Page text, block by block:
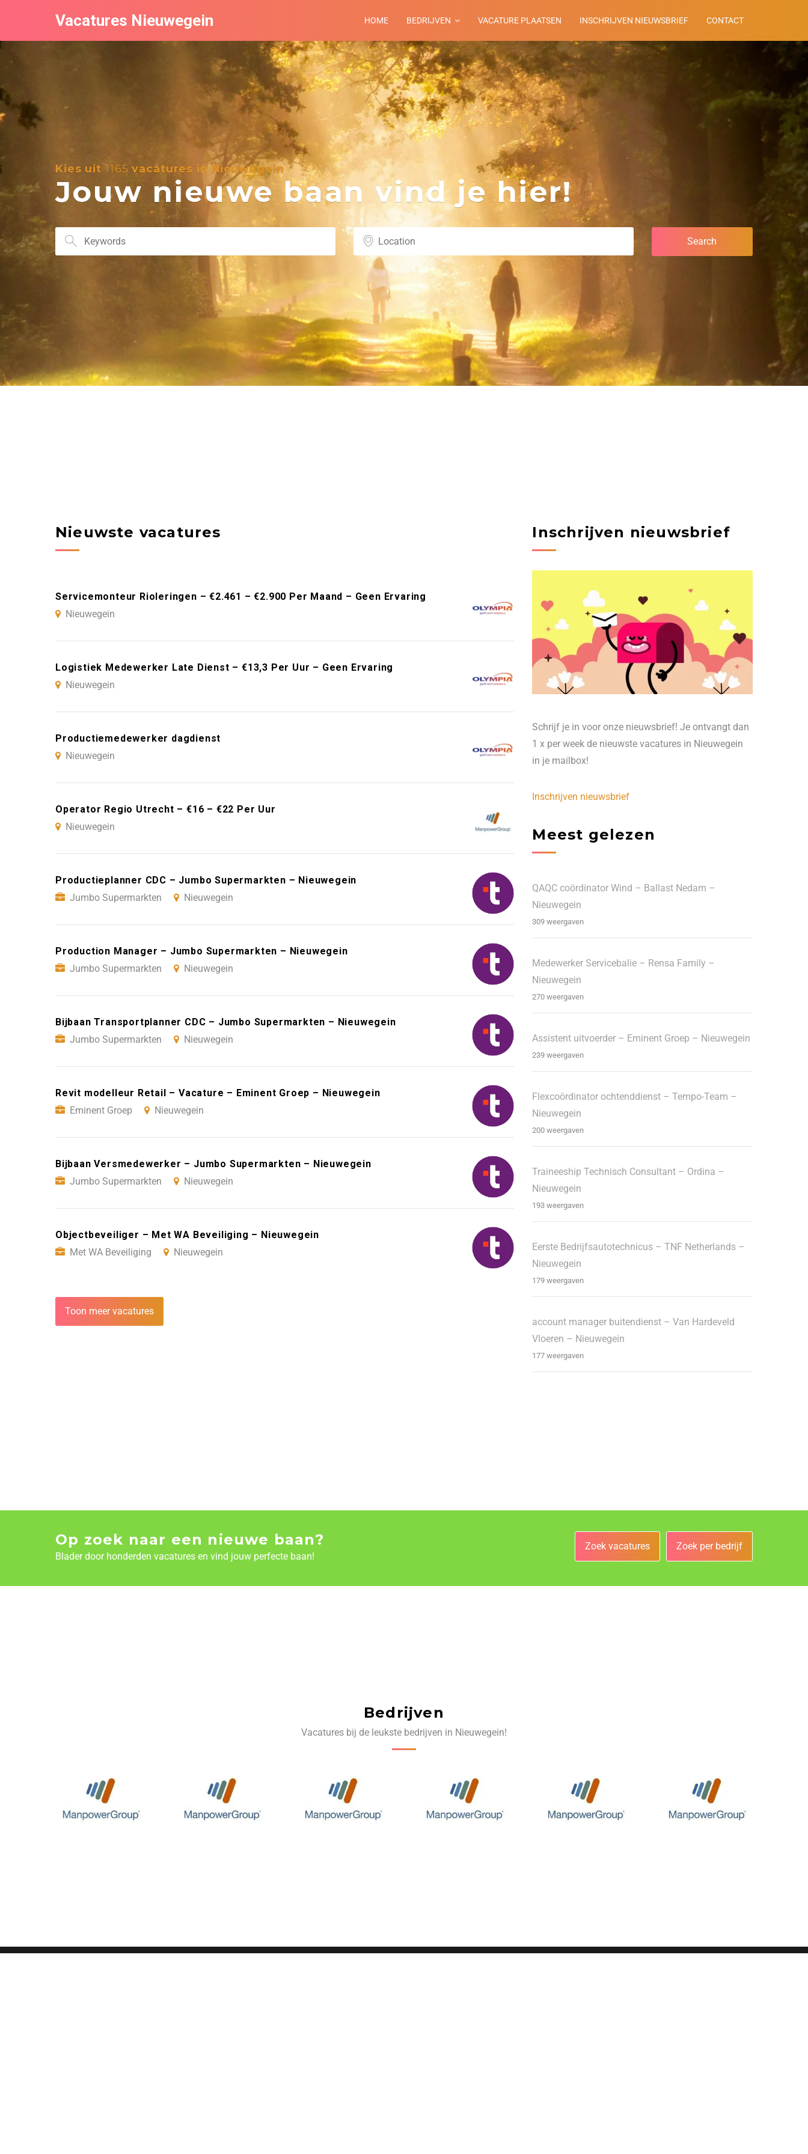
Vacatures Nieuwegein HOME BEDRIJVEN VACATURE PLAATSEN INSCHRIJVEN NIEUWSBRIEF CONTACT
Kies uit 1165 vacatures in Nieuwegein
Jouw nieuwe baan vind je hier!
Nieuwste vacatures
Servicemonteur Rioleringen – €2.461 – €2.900 Per Maand – Geen Ervaring
Nieuwegein
Logistiek Medewerker Late Dienst – €13,3 Per Uur – Geen Ervaring
Nieuwegein
Productiemedewerker dagdienst
Nieuwegein
Operator Regio Utrecht – €16 – €22 Per Uur
Nieuwegein
Productieplanner CDC – Jumbo Supermarkten – Nieuwegein
Jumbo Supermarkten
Nieuwegein
Production Manager – Jumbo Supermarkten – Nieuwegein
Jumbo Supermarkten
Nieuwegein
Bijbaan Transportplanner CDC – Jumbo Supermarkten – Nieuwegein
Jumbo Supermarkten
Nieuwegein
Revit modelleur Retail – Vacature – Eminent Groep – Nieuwegein
Eminent Groep
Nieuwegein
Bijbaan Versmedewerker – Jumbo Supermarkten – Nieuwegein
Jumbo Supermarkten
Nieuwegein
Objectbeveiliger – Met WA Beveiliging – Nieuwegein
Met WA Beveiliging
Nieuwegein
Toon meer vacatures
Inschrijven nieuwsbrief
Schrijf je in voor onze nieuwsbrief! Je ontvangt dan
1 x per week de nieuwste vacatures in Nieuwegein
in je mailbox!
Inschrijven nieuwsbrief
Meest gelezen
QAQC coördinator Wind – Ballast Nedam –
Nieuwegein
309 weergaven
Medewerker Servicebalie – Rensa Family –
Nieuwegein
270 weergaven
Assistent uitvoerder – Eminent Groep – Nieuwegein
239 weergaven
Flexcoördinator ochtenddienst – Tempo-Team –
Nieuwegein
200 weergaven
Traineeship Technisch Consultant – Ordina –
Nieuwegein
193 weergaven
Eerste Bedrijfsautotechnicus – TNF Netherlands –
Nieuwegein
179 weergaven
account manager buitendienst – Van Hardeveld
Vloeren – Nieuwegein
177 weergaven
Op zoek naar een nieuwe baan?
Blader door honderden vacatures en vind jouw perfecte baan!
Zoek vacatures Zoek per bedrijf
Bedrijven
Vacatures bij de leukste bedrijven in Nieuwegein!